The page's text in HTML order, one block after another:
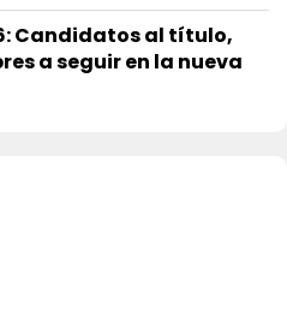
Candidatos al título,
a seguir en la nueva